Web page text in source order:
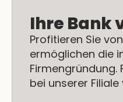
Ihre Bank
Profitieren Sie
ermöglichen die
Firmengründung.
bei unserer